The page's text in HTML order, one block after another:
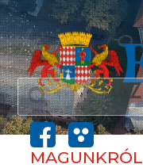
MAGUNKRÓL